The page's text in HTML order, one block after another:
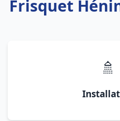
Frisquet
🚿